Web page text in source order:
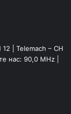
12 | Telemach – CH
нас: 90,0 MHz |